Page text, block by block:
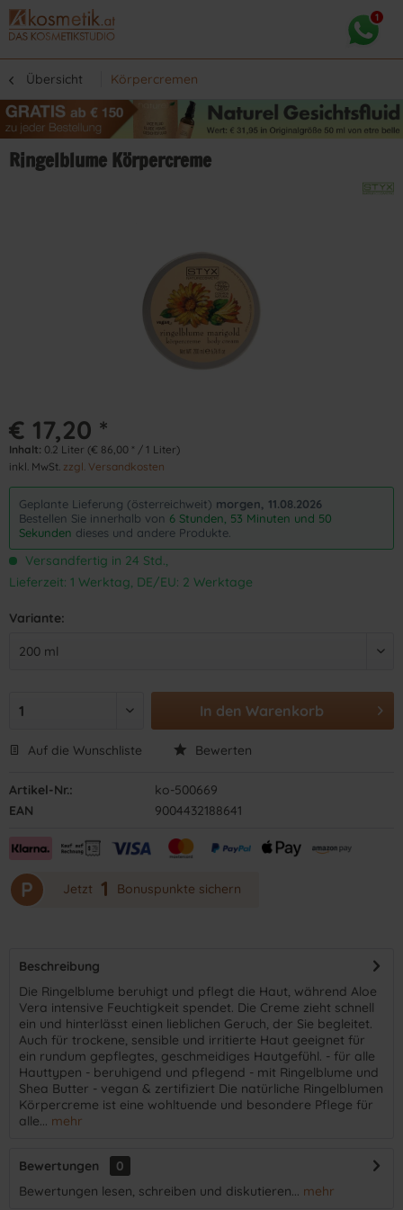
Übersicht Körpercremen
Ringelblume Körpercreme
€ 17,20 *
Inhalt: 0.2 Liter (€ 86,00 * / 1 Liter)
inkl. MwSt. zzgl. Versandkosten
Geplante Lieferung (österreichweit) morgen, 11.08.2026
Bestellen Sie innerhalb von 6 Stunden, 53 Minuten und 50
Sekunden dieses und andere Produkte.
Versandfertig in 24 Std.,
Lieferzeit: 1 Werktag, DE/EU: 2 Werktage
Variante:
In den Warenkorb
Auf die Wunschliste Bewerten
Artikel-Nr.:
ko-500669
EAN
9004432188641
P Jetzt 1 Bonuspunkte sichern
Beschreibung
Die Ringelblume beruhigt und pflegt die Haut, während Aloe
Vera intensive Feuchtigkeit spendet. Die Creme zieht schnell
ein und hinterlässt einen lieblichen Geruch, der Sie begleitet.
Auch für trockene, sensible und irritierte Haut geeignet für
ein rundum gepflegtes, geschmeidiges Hautgefühl. - für alle
Hauttypen - beruhigend und pflegend - mit Ringelblume und
Shea Butter - vegan & zertifiziert Die natürliche Ringelblumen
Körpercreme ist eine wohltuende und besondere Pflege für
alle... mehr
Bewertungen
0
Bewertungen lesen, schreiben und diskutieren... mehr